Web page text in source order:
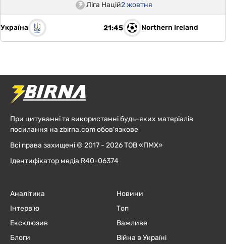
Ліга Націй2 жовтня
Україна 21:45 Northern Ireland
При цитуванні та використанні будь-яких матеріалів
посилання на zbirna.com обов'язкове
Всі права захищені © 2017 - 2026 ТОВ «ПМХ»
Ідентифікатор медіа R40-06374
Аналітика
Інтерв'ю
Ексклюзив
Блоги
Новини
Топ
Важливе
Війна в Україні